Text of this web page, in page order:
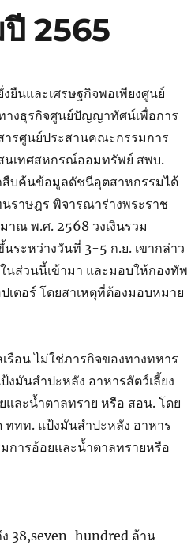
2565
นและเศรษฐกิจพอเพียงศูนย์
งธุรกิจศูนย์ปัญญาทัศน์เพื่อการ
รศูนย์ประสานคณะกรรมการ
นเทศสหกรณ์ออมทรัพย์ สพบ.
สืบค้นข้อมูลดัชนีอุตสาหกรรมได้
ราษฎร พิจารณาร่างพระราช
ณ พ.ศ. 2568 วงเงินรวม
ะหว่างวันที่ 3-5 ก.ย. เขากล่าว
นส่วนนี้เข้ามา และมอบให้กองทัพ
เตอร์ โดยสาเหตุที่ต้องมอบหมาย
รือน ไม่ใช่ภารกิจของทางทหาร
งมันสำปะหลัง อาหารสัตว์เลี้ยง
และน้ำตาลทราย หรือ สอน. โดย
ททท. แป้งมันสำปะหลัง อาหาร
การอ้อยและน้ำตาลทรายหรือ
ง 38,seven-hundred ล้าน